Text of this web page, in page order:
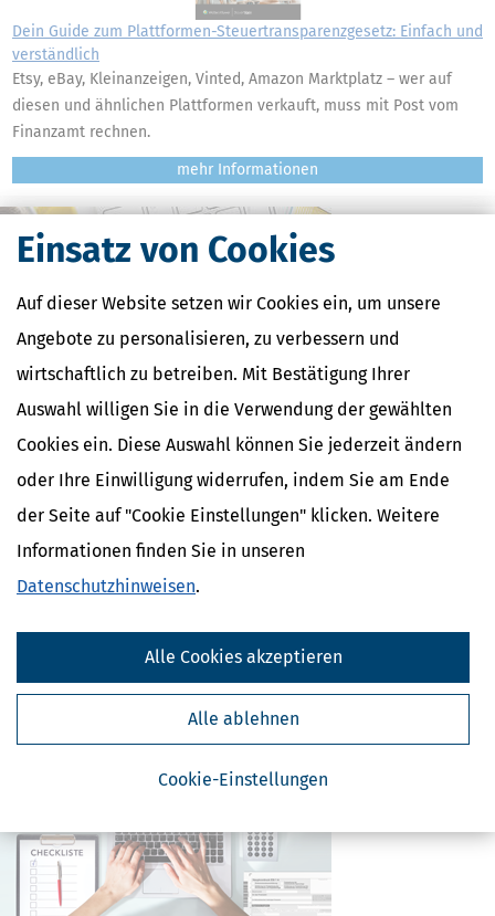
Einsatz von Cookies
Auf dieser Website setzen wir Cookies ein, um unsere
Angebote zu personalisieren, zu verbessern und
wirtschaftlich zu betreiben. Mit Bestätigung Ihrer
Auswahl willigen Sie in die Verwendung der gewählten
Cookies ein. Diese Auswahl können Sie jederzeit ändern
oder Ihre Einwilligung widerrufen, indem Sie am Ende
der Seite auf "Cookie Einstellungen" klicken. Weitere
Informationen finden Sie in unseren
Datenschutzhinweisen.
Cookie-Einstellungen
Alle ablehnen
Alle Cookies akzeptieren
Dein Guide zum Plattformen-Steuertransparenzgesetz: Einfach und
verständlich
Etsy, eBay, Kleinanzeigen, Vinted, Amazon Marktplatz – wer auf
diesen und ähnlichen Plattformen verkauft, muss mit Post vom
Finanzamt rechnen.
mehr
Absenden
Steuertipps
Datenschutzhinweisehabe ich gelesen.
Meine Einwilligung kann ich jederzeit durch
Abbestellung des Newsletters widerrufen.